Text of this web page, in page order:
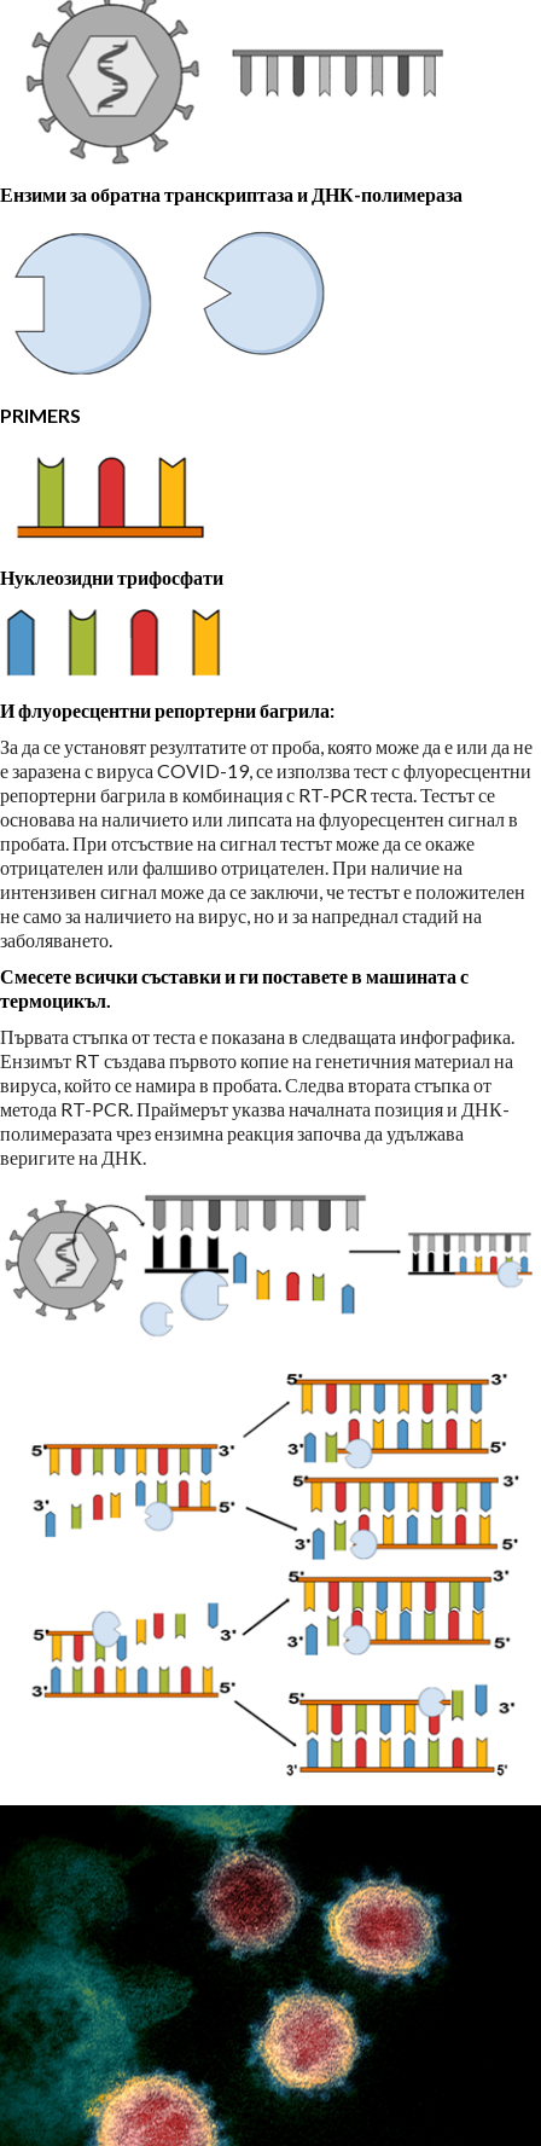
Ензими за обратна транскриптаза и ДНК-полимераза
PRIMERS
Нуклеозидни трифосфати
И флуоресцентни репортерни багрила:
За да се установят резултатите от проба, която може да е или да не
е заразена с вируса COVID-19, се използва тест с флуоресцентни
репортерни багрила в комбинация с RT-PCR теста. Тестът се
основава на наличието или липсата на флуоресцентен сигнал в
пробата. При отсъствие на сигнал тестът може да се окаже
отрицателен или фалшиво отрицателен. При наличие на
интензивен сигнал може да се заключи, че тестът е положителен
не само за наличието на вирус, но и за напреднал стадий на
заболяването.
Смесете всички съставки и ги поставете в машината с
термоцикъл.
Първата стъпка от теста е показана в следващата инфографика.
Ензимът RT създава първото копие на генетичния материал на
вируса, който се намира в пробата. Следва втората стъпка от
метода RT-PCR. Праймерът указва началната позиция и ДНК-
полимеразата чрез ензимна реакция започва да удължава
веригите на ДНК.